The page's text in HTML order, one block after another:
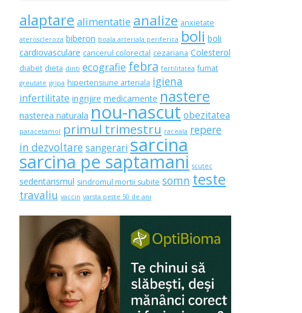
alaptare alimentatie analize anxietate
ateroscleroza biberon boala arteriala periferica boli boli
cardiovasculare cancerul colorectal cezariana Colesterol
diabet dieta dinti ecografie febra fertilitatea fumat
greutate gripa hipertensiune arteriala igiena
infertilitate ingrijire medicamente nastere
nasterea naturala nou-nascutobezitatea
paracetamol primul trimestru raceala repere
in dezvoltare sangerari sarcina
sarcina pe saptamani scutec
sedentarismul sindromul mortii subite somn teste
travaliu vaccin varsta peste 50 de ani